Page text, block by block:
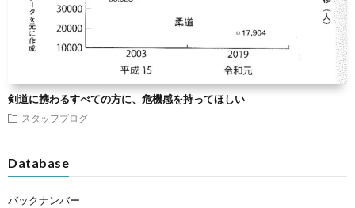
剣道に携わるすべての方に、危機感を持ってほしい
スタッフブログ
Database
バックナンバー